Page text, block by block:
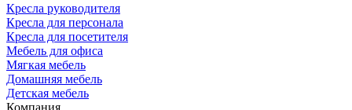
Кресла руководителя
Кресла для персонала
Кресла для посетителя
Мебель для офиса
Мягкая мебель
Домашняя мебель
Детская мебель
Компания